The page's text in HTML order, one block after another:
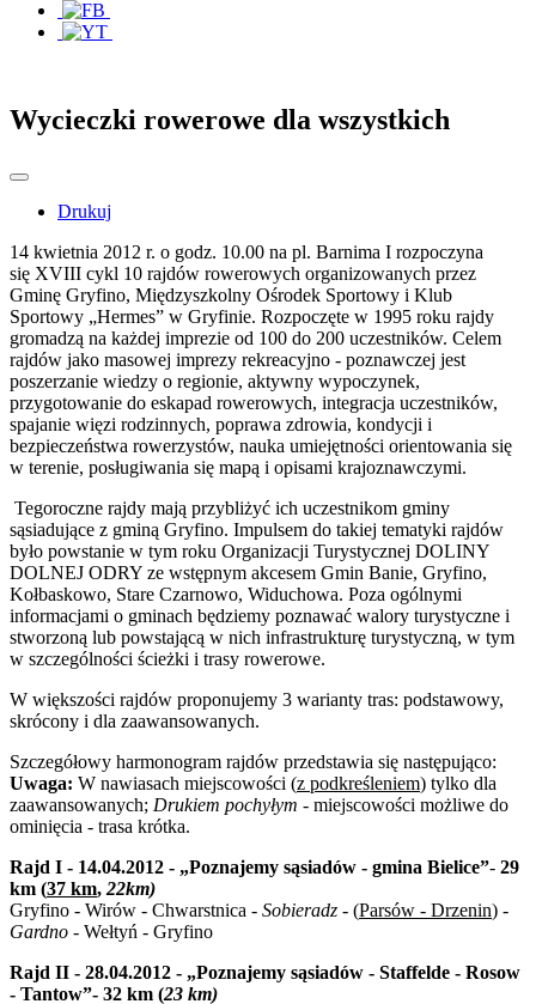
Wycieczki rowerowe dla wszystkich
Drukuj
14 kwietnia 2012 r. o godz. 10.00 na pl. Barnima I rozpoczyna
się XVIII cykl 10 rajdów rowerowych organizowanych przez
Gminę Gryfino, Międzyszkolny Ośrodek Sportowy i Klub
Sportowy „Hermes” w Gryfinie. Rozpoczęte w 1995 roku rajdy
gromadzą na każdej imprezie od 100 do 200 uczestników. Celem
rajdów jako masowej imprezy rekreacyjno - poznawczej jest
poszerzanie wiedzy o regionie, aktywny wypoczynek,
przygotowanie do eskapad rowerowych, integracja uczestników,
spajanie więzi rodzinnych, poprawa zdrowia, kondycji i
bezpieczeństwa rowerzystów, nauka umiejętności orientowania się
w terenie, posługiwania się mapą i opisami krajoznawczymi.
Tegoroczne rajdy mają przybliżyć ich uczestnikom gminy
sąsiadujące z gminą Gryfino. Impulsem do takiej tematyki rajdów
było powstanie w tym roku Organizacji Turystycznej DOLINY
DOLNEJ ODRY ze wstępnym akcesem Gmin Banie, Gryfino,
Kołbaskowo, Stare Czarnowo, Widuchowa. Poza ogólnymi
informacjami o gminach będziemy poznawać walory turystyczne i
stworzoną lub powstającą w nich infrastrukturę turystyczną, w tym
w szczególności ścieżki i trasy rowerowe.
W większości rajdów proponujemy 3 warianty tras: podstawowy,
skrócony i dla zaawansowanych.
Szczegółowy harmonogram rajdów przedstawia się następująco:
Uwaga: W nawiasach miejscowości (z podkreśleniem) tylko dla
zaawansowanych; Drukiem pochyłym - miejscowości możliwe do
ominięcia - trasa krótka.
Rajd I - 14.04.2012 - „Poznajemy sąsiadów - gmina Bielice”- 29
km (37 km, 22km)
Gryfino - Wirów - Chwarstnica - Sobieradz - (Parsów - Drzenin) -
Gardno - Wełtyń - Gryfino
Rajd II - 28.04.2012 - „Poznajemy sąsiadów - Staffelde - Rosow
- Tantow”- 32 km (23 km)